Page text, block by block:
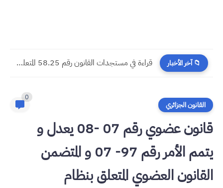
📁 آخر الأخبار ​قراءة في مستجدات القانون رقم 58.25 المتعلق بالمسطرة المدنية
القانون الجزائري
0
قانون عضوي رقم 07 -08 يعدل و
يتمم الأمر رقم 97- 07 و المتضمن
القانون العضوي المتعلق بنظام